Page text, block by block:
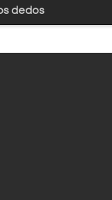
dedos